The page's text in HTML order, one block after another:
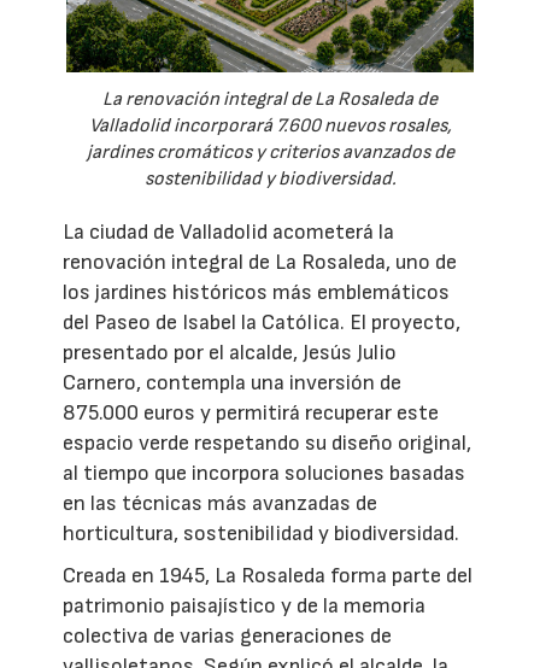
La renovación integral de La Rosaleda de
Valladolid incorporará 7.600 nuevos rosales,
jardines cromáticos y criterios avanzados de
sostenibilidad y biodiversidad.
La ciudad de Valladolid acometerá la
renovación integral de La Rosaleda, uno de
los jardines históricos más emblemáticos
del Paseo de Isabel la Católica. El proyecto,
presentado por el alcalde, Jesús Julio
Carnero, contempla una inversión de
875.000 euros y permitirá recuperar este
espacio verde respetando su diseño original,
al tiempo que incorpora soluciones basadas
en las técnicas más avanzadas de
horticultura, sostenibilidad y biodiversidad.
Creada en 1945, La Rosaleda forma parte del
patrimonio paisajístico y de la memoria
colectiva de varias generaciones de